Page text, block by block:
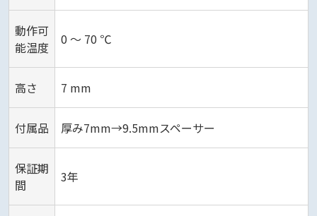
動作可
能温度
0 ～ 70 ℃
高さ 7 mm
付属品 厚み7mm→9.5mmスペーサー
保証期
間
3年